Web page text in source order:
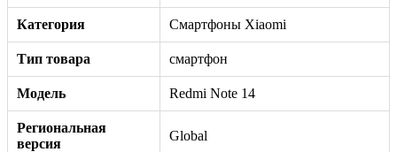
Категория Смартфоны Xiaomi
Тип товара смартфон
Модель Redmi Note 14
Региональная
версия
Global